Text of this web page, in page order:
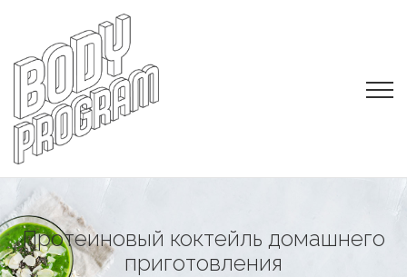
Протеиновый коктейль домашнего
приготовления